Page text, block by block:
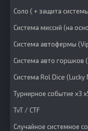
Соло ( + защита
Система миссий (на
Система автофермы
Система авто горшков
Система Rol Dice
Турнирное событие x3
TvT / CTF
Случайное системное